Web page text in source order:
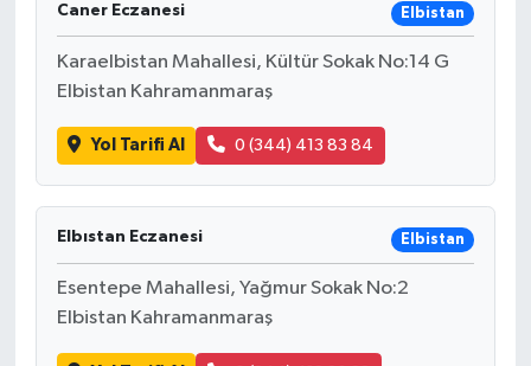
Caner Eczanesi Elbistan
Karaelbistan Mahallesi, Kültür Sokak No:14 G
Elbistan Kahramanmaraş
Yol Tarifi Al 0 (344) 413 83 84
Elbıstan Eczanesi Elbistan
Esentepe Mahallesi, Yağmur Sokak No:2
Elbistan Kahramanmaraş
Korkut
Bulanık
Malazgirt